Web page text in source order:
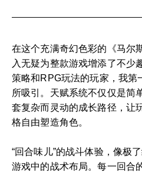
在这个充满奇幻色彩的《马尔
入无疑为整款游戏增添了不少
策略和RPG玩法的玩家，我第
所吸引。天赋系统不仅仅是简
套复杂而灵动的成长路径，让
格自由塑造角色。
“回合味儿”的战斗体验，像极
游戏中的战术布局。每一回合